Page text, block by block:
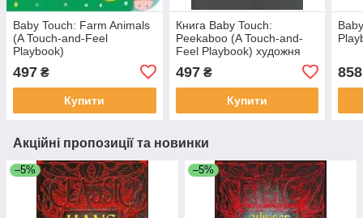
Baby Touch: Farm Animals
(A Touch-and-Feel
Playbook)
497 ₴
Купити
Книга Baby Touch:
Peekaboo (A Touch-and-
Feel Playbook) художня
497₴
Купити
858
Акційні пропозиції та новинки
–5% –5%